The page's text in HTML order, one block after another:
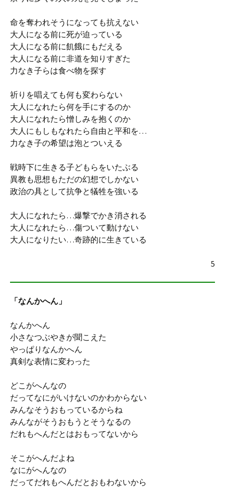
命を奪われそうになっても抗えない
大人になる前に死が迫っている
大人になる前に飢餓にもだえる
大人になる前に非道を知りすぎた
力なき子らは食べ物を探す
祈りを唱えても何も変わらない
大人になれたら何を手にするのか
大人になれたら憎しみを抱くのか
大人にもしもなれたら自由と平和を…
力なき子の希望は泡とついえる
戦時下に生きる子どもらをいたぶる
異教も思想もただの幻想でしかない
政治の具として抗争と犠牲を強いる
大人になれたら…爆撃でかき消される
大人になれたら…傷ついて動けない
大人になりたい…奇跡的に生きている
5
「なんかへん」
なんかへん
小さなつぶやきが聞こえた
やっぱりなんかへん
真剣な表情に変わった
どこがへんなの
だってなにがいけないのかわからない
みんなそうおもっているからね
みんながそうおもうとそうなるの
だれもへんだとはおもってないから
そこがへんだよね
なにがへんなの
だってだれもへんだとおもわないから